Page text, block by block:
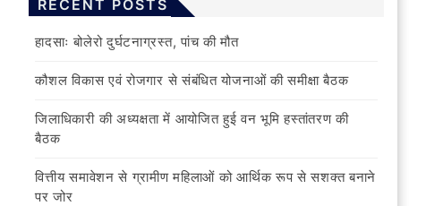
RECENT POSTS
हादसाः बोलेरो दुर्घटनाग्रस्त, पांच की मौत
कौशल विकास एवं रोजगार से संबंधित योजनाओं की समीक्षा बैठक
जिलाधिकारी की अध्यक्षता में आयोजित हुई वन भूमि हस्तांतरण की
बैठक
वित्तीय समावेशन से ग्रामीण महिलाओं को आर्थिक रूप से सशक्त बनाने
पर जोर